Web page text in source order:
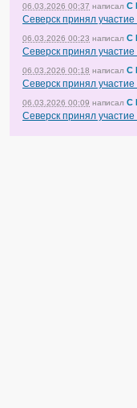
06.03.2026 00:37 написал С
Северск принял
06.03.2026 00:23 написал С
Северск принял
06.03.2026 00:18 написал С
Северск принял
06.03.2026 00:09 написал С
Северск принял